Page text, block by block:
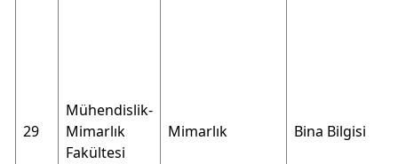
29
Mühendislik-
Mimarlık
Fakültesi
Mimarlık Bina Bilgisi